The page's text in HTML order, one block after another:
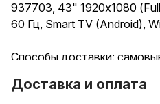
937703, 43" 1920x1080
60 Гц, Smart TV (Android),
Способы доставки:
банковской картой.
Доставка и оплата